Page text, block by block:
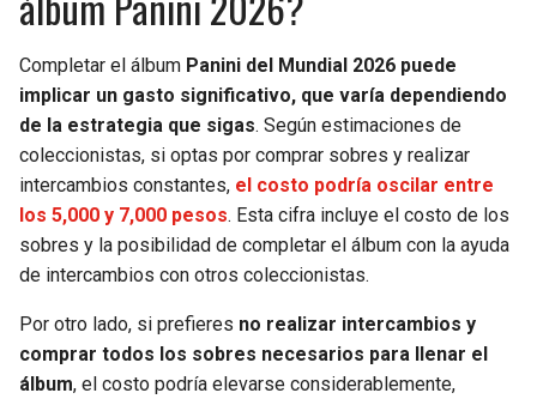
Completar el álbum Panini del Mundial 2026 puede
implicar un gasto significativo, que varía dependiendo
de la estrategia que sigas. Según estimaciones de
coleccionistas, si optas por comprar sobres y realizar
intercambios constantes, el costo podría oscilar entre
los 5,000 y 7,000 pesos. Esta cifra incluye el costo de los
sobres y la posibilidad de completar el álbum con la ayuda
de intercambios con otros coleccionistas.
Por otro lado, si prefieres no realizar intercambios y
comprar todos los sobres necesarios para llenar el
álbum, el costo podría elevarse considerablemente,